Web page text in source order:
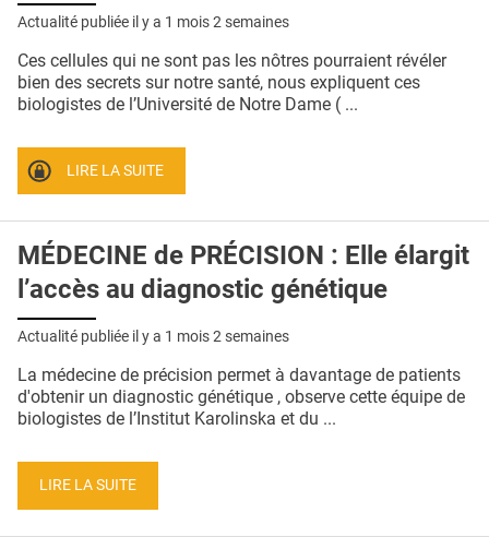
Actualité publiée il y a 1 mois 2 semaines
Ces cellules qui ne sont pas les nôtres pourraient révéler
bien des secrets sur notre santé, nous expliquent ces
biologistes de l’Université de Notre Dame ( ...
LIRE LA SUITE
MÉDECINE de PRÉCISION : Elle élargit
l’accès au diagnostic génétique
Actualité publiée il y a 1 mois 2 semaines
La médecine de précision permet à davantage de patients
d'obtenir un diagnostic génétique , observe cette équipe de
biologistes de l’Institut Karolinska et du ...
LIRE LA SUITE